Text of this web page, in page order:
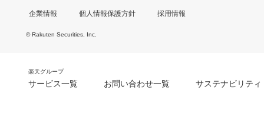
企業情報 個人情報保護方針 採用情報
© Rakuten Securities, Inc.
楽天グループ
サービス一覧 お問い合わせ一覧 サステナビリティ